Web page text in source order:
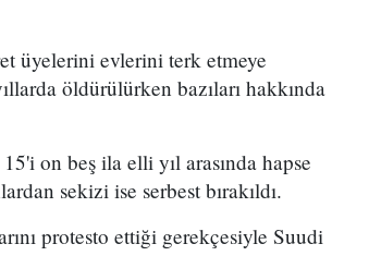
üyelerini evlerini terk etmeye
öldürülürken bazıları hakkında
on beş ila elli yıl arasında hapse
sekizi ise serbest bırakıldı.
protesto ettiği gerekçesiyle Suudi